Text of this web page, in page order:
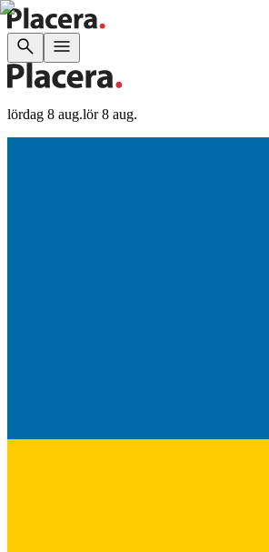
lördag 8 aug.lör 8 aug.